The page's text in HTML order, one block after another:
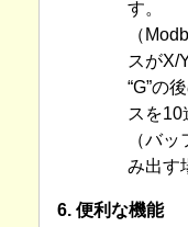
す。
（
スがX/
“G”の
スを10
（バ
み出す
6. 便利な機能